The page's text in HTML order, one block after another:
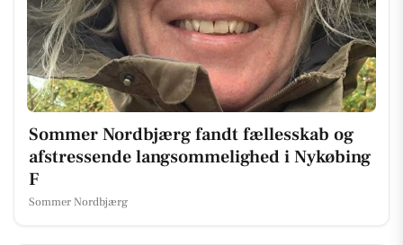
Sommer Nordbjærg fandt fællesskab og
afstressende langsommelighed i Nykøbing
F
Sommer Nordbjærg